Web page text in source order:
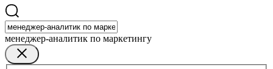
менеджер-аналитик по маркетингу